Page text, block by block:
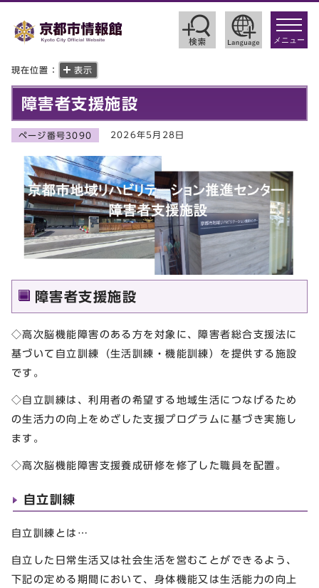
toggle
メニュー
現在位置： 表示
障害者支援施設
ページ番号3090 2026年5月28日
障害者支援施設
◇高次脳機能障害のある方を対象に、障害者総合支援法に
基づいて自立訓練（生活訓練・機能訓練）を提供する施設
です。
◇自立訓練は、利用者の希望する地域生活につなげるため
の生活力の向上をめざした支援プログラムに基づき実施し
ます。
◇高次脳機能障害支援養成研修を修了した職員を配置。
自立訓練
自立訓練とは…
自立した日常生活又は社会生活を営むことができるよう、
下記の定める期間において、身体機能又は生活能力の向上